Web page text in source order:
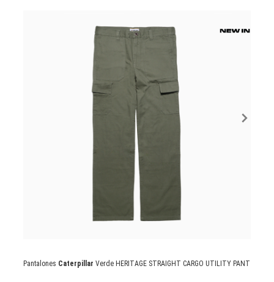
Pantalones Caterpillar Verde HERITAGE STRAIGHT CARGO UTILITY PANT